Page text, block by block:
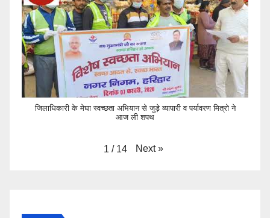
जिलाधिकारी के मेघा स्वच्छता अभियान से जुड़े व्यापारी व पर्यावरण मित्रो ने
आज ली शपथ
1 / 14 Next »